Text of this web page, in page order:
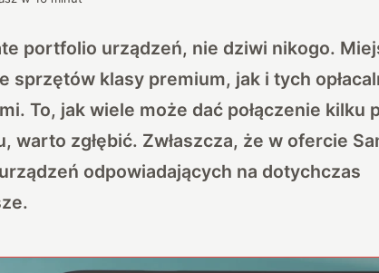
portfolio urządzeń, nie dziwi nikogo.
sprzętów klasy premium, jak i tych
To, jak wiele może dać połączenie kilku
warto zgłębić. Zwłaszcza, że w ofercie
odpowiadających na dotychczas